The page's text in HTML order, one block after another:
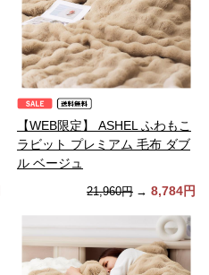
【WEB限定】 ASHEL ふわもこ
ラビット プレミアム 毛布 ダブ
ル ベージュ
21,960円 → 8,784円